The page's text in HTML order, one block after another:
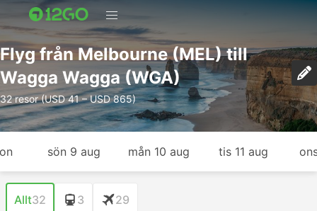
Flyg från Melbourne (MEL) till
Wagga Wagga (WGA)
32 resor (USD 41 – USD 865)
sön 9 aug mån 10 aug tis 11 aug
Allt32 3 29